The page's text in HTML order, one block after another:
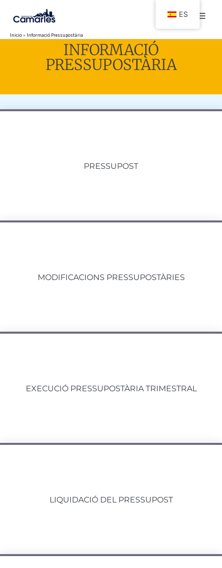
contenido
Inicio Informació Pressupostària
INFORMACIÓ
PRESSUPOSTÀRIA
PRESSUPOST
MODIFICACIONS PRESSUPOSTÀRIES
EXECUCIÓ PRESSUPOSTÀRIA TRIMESTRAL
LIQUIDACIÓ DEL PRESSUPOST
ES